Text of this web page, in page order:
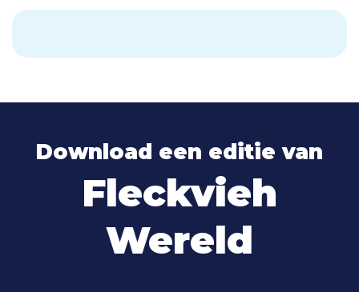
Download een editie van
Fleckvieh
Wereld